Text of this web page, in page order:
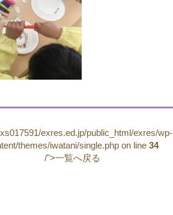
exres.ed.jp/public_html/exres/wp-
themes/iwatani/single.php on line 34
/">一覧へ戻る